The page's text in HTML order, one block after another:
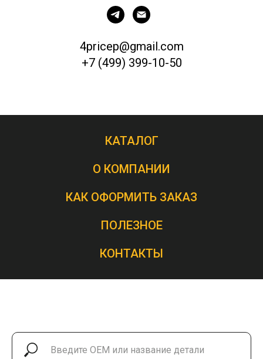
4pricep@gmail.com
+7 (499) 399-10-50
КАТАЛОГ
О КОМПАНИИ
КАК ОФОРМИТЬ ЗАКАЗ
ПОЛЕЗНОЕ
КОНТАКТЫ